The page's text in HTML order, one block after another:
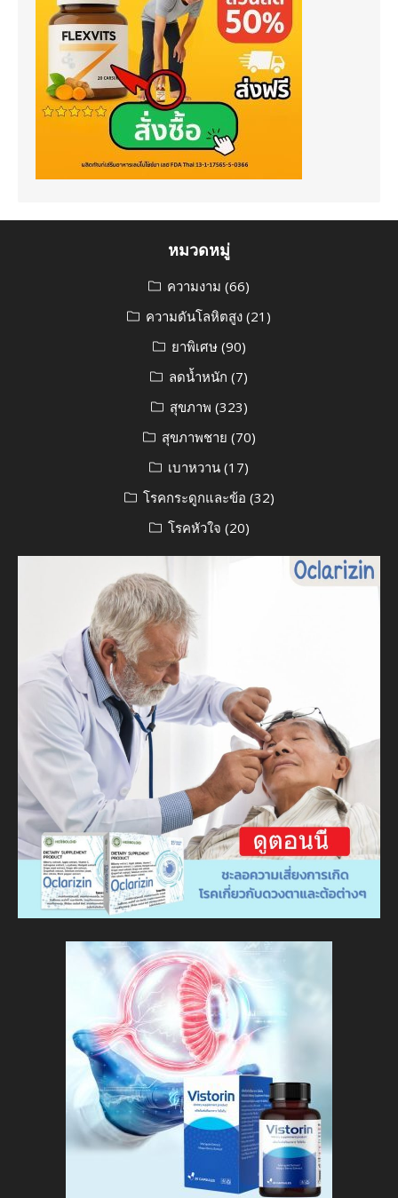
หมวดหมู่
ความงาม (66)
ความดันโลหิตสูง (21)
ยาพิเศษ(90)
ลดน้ำหนัก (7)
สุขภาพ (323)
สุขภาพชาย (70)
เบาหวาน (17)
โรคกระดูกและข้อ (32)
โรคหัวใจ (20)